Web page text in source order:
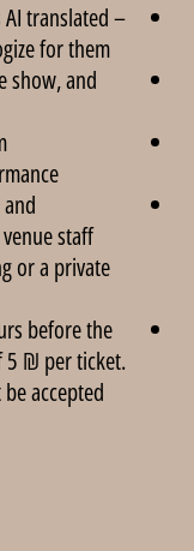
translated –
for them.
show, and
staff
or a private
before the
5 ₪ per ticket.
accepted.